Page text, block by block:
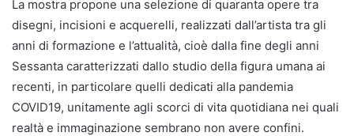
La mostra propone una selezione di quaranta opere tra
disegni, incisioni e acquerelli, realizzati dall’artista tra gli
anni di formazione e l’attualità, cioè dalla fine degli anni
Sessanta caratterizzati dallo studio della figura umana ai
recenti, in particolare quelli dedicati alla pandemia
COVID19, unitamente agli scorci di vita quotidiana nei quali
realtà e immaginazione sembrano non avere confini.